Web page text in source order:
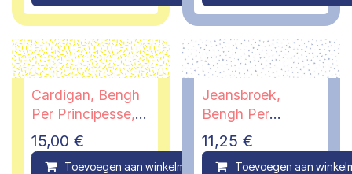
Cardigan, Bengh
Per Principesse,
9/10 jaar
15,00 €
Toevoegen aan winkelmandje Compare
Jeansbroek,
Bengh Per
Principesse, 11/12
jaar
11,25 €
Toevoegen aan